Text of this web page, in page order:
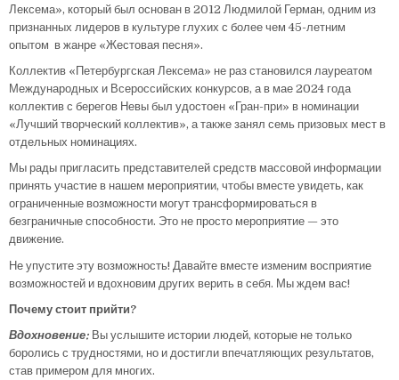
Лексема», который был основан в 2012 Людмилой Герман, одним из
признанных лидеров в культуре глухих с более чем 45-летним
опытом в жанре «Жестовая песня».
Коллектив «Петербургская Лексема» не раз становился лауреатом
Международных и Всероссийских конкурсов, а в мае 2024 года
коллектив с берегов Невы был удостоен «Гран-при» в номинации
«Лучший творческий коллектив», а также занял семь призовых мест в
отдельных номинациях.
Мы рады пригласить представителей средств массовой информации
принять участие в нашем мероприятии, чтобы вместе увидеть, как
ограниченные возможности могут трансформироваться в
безграничные способности. Это не просто мероприятие — это
движение.
Не упустите эту возможность! Давайте вместе изменим восприятие
возможностей и вдохновим других верить в себя. Мы ждем вас!
Почему стоит прийти?
Вдохновение: Вы услышите истории людей, которые не только
боролись с трудностями, но и достигли впечатляющих результатов,
став примером для многих.